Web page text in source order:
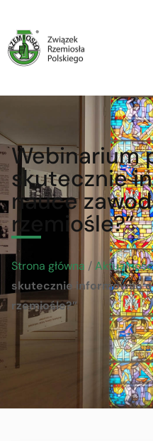
Webinarium
skutecznie
nauce
rzemiośle?”
Strona główna /
skutecznie informować
rzemiośle?”